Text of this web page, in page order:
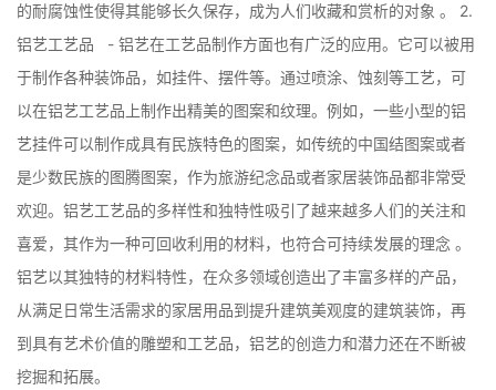
的耐腐蚀性使得其能够长久保存，成为人们收藏和赏析的对象 。 2.
铝艺工艺品 - 铝艺在工艺品制作方面也有广泛的应用。它可以被用
于制作各种装饰品，如挂件、摆件等。通过喷涂、蚀刻等工艺，可
以在铝艺工艺品上制作出精美的图案和纹理。例如，一些小型的铝
艺挂件可以制作成具有民族特色的图案，如传统的中国结图案或者
是少数民族的图腾图案，作为旅游纪念品或者家居装饰品都非常受
欢迎。铝艺工艺品的多样性和独特性吸引了越来越多人们的关注和
喜爱，其作为一种可回收利用的材料，也符合可持续发展的理念 。
铝艺以其独特的材料特性，在众多领域创造出了丰富多样的产品，
从满足日常生活需求的家居用品到提升建筑美观度的建筑装饰，再
到具有艺术价值的雕塑和工艺品，铝艺的创造力和潜力还在不断被
挖掘和拓展。